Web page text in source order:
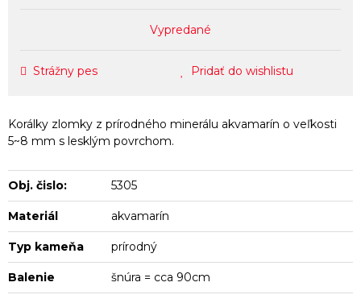
Vypredané
Strážny pes Pridať do wishlistu
Korálky zlomky z prírodného minerálu akvamarín o veľkosti
5~8 mm s lesklým povrchom.
Obj. čislo: 5305
Materiál akvamarín
Typ kameňa prírodný
Balenie šnúra = cca 90cm